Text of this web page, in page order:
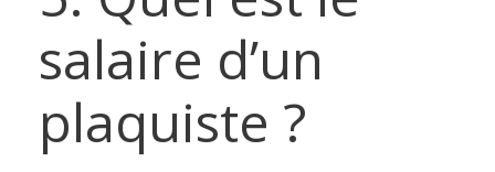
salaire d’un
plaquiste ?